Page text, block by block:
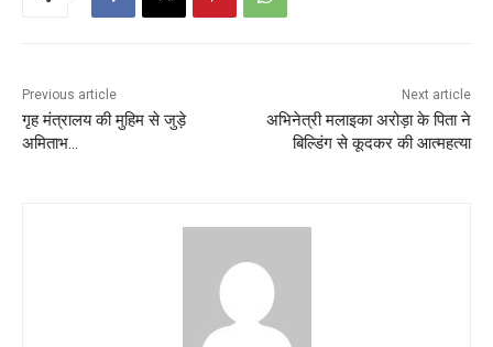
Previous article
गृह मंत्रालय की मुहिम से जुड़े
अमिताभ…
Next article
अभिनेत्री मलाइका अरोड़ा के पिता ने
बिल्डिंग से कूदकर की आत्महत्या